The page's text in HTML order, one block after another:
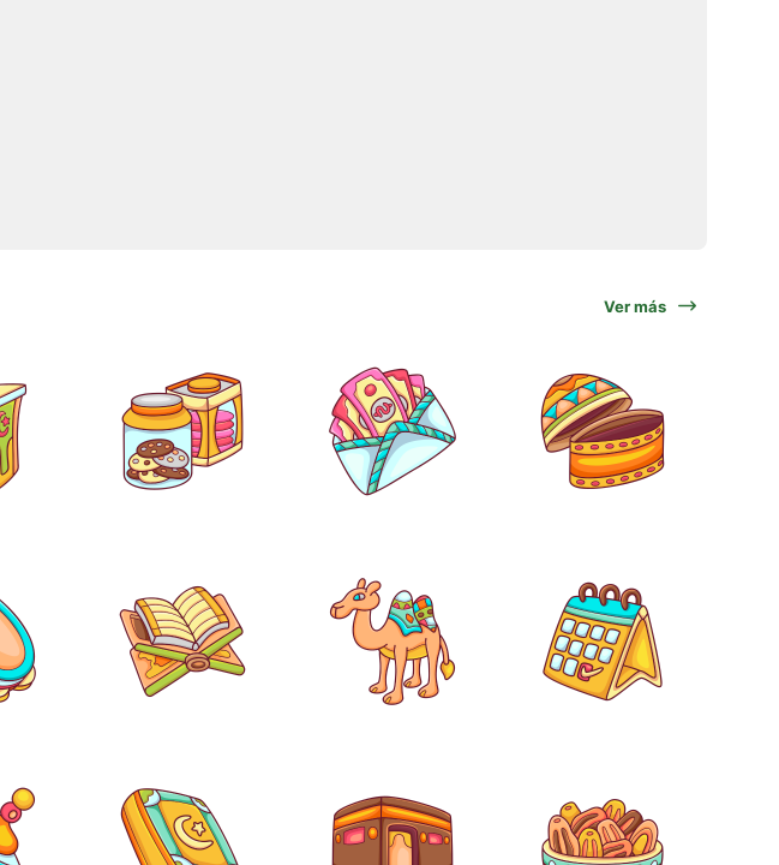
Ver más